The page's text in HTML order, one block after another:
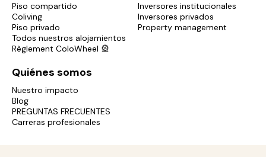
Piso compartido
Coliving
Piso privado
Todos nuestros alojamientos
Règlement ColoWheel 🎡
Inversores institucionales
Inversores privados
Property management
Quiénes somos
Nuestro impacto
Blog
PREGUNTAS FRECUENTES
Carreras profesionales